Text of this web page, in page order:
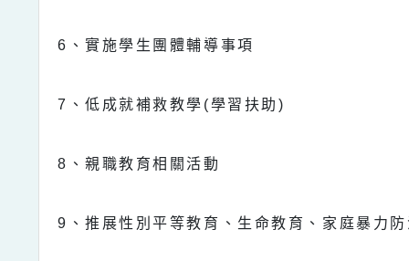
6 、實施學生團體輔導事項
7 、低成就補救教學 (學習扶助 )
8 、親職教育相關活動
9 、推展性別平等教育、生命教育、家庭暴力